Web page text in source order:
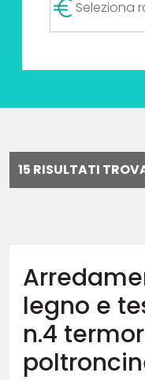
15 RISULTATI
legno e
n.4